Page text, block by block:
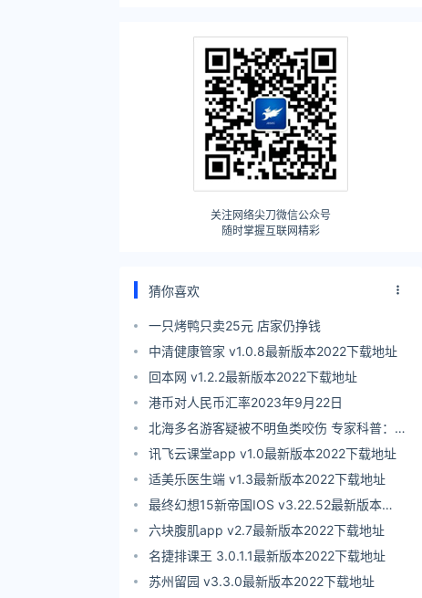
关注网络尖刀微信公众号
随时掌握互联网精彩
猜你喜欢
一只烤鸭只卖25元 店家仍挣钱
中清健康管家 v1.0.8最新版本2022下载地址
回本网 v1.2.2最新版本2022下载地址
港币对人民币汇率2023年9月22日
北海多名游客疑被不明鱼类咬伤 专家科普：或
为鳗鲡类、鲀类
讯飞云课堂app v1.0最新版本2022下载地址
适美乐医生端 v1.3最新版本2022下载地址
最终幻想15新帝国IOS v3.22.52最新版本
2022下载地址
六块腹肌app v2.7最新版本2022下载地址
名捷排课王 3.0.1.1最新版本2022下载地址
苏州留园 v3.3.0最新版本2022下载地址